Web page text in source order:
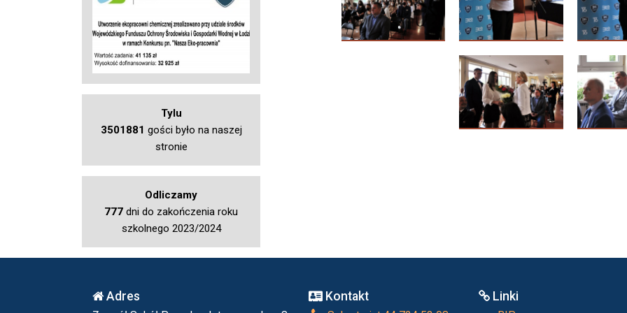
Tylu
3501881 gości było na naszej
stronie
Odliczamy
777 dni do zakończenia roku
szkolnego 2023/2024
Adres Kontakt Linki